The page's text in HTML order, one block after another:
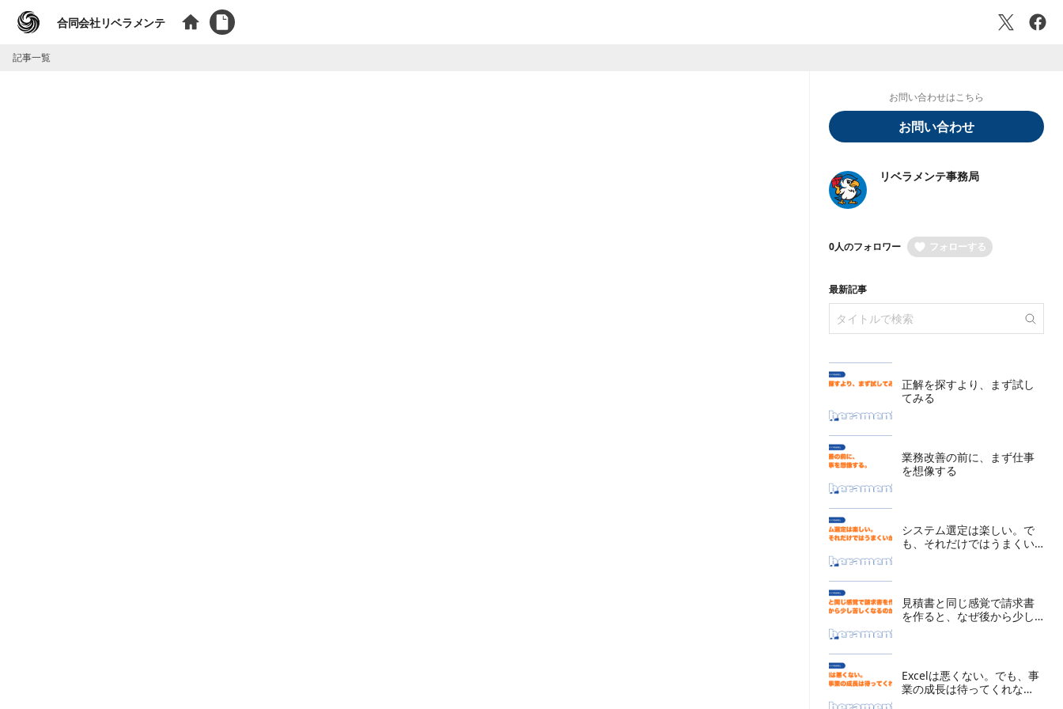
合同会社リベラメンテ
記事一覧
お問い合わせはこちら
お問い合わせ
リベラメンテ事務局
0人のフォロワー フォローする
最新記事
正解を探すより、まず試し
てみる
業務改善の前に、まず仕事
を想像する
システム選定は楽しい。で
も、それだけではうまくい
見積書と同じ感覚で請求書
を作ると、なぜ後から少し
Excelは悪くない。でも、事
業の成長は待ってくれな